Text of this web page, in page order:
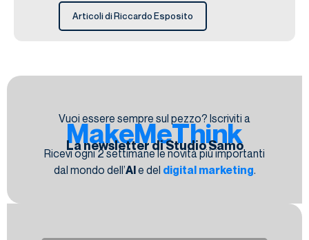
Articoli di Riccardo Esposito
Vuoi essere sempre sul pezzo? Iscriviti a
MakeMeThink
La newsletter di Studio Samo
Ricevi ogni 2 settimane le novità più importanti
dal mondo dell’AIe del digital marketing.